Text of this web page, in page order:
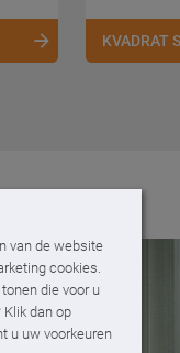
van de website
cookies.
die voor u
Klik dan op
u uw voorkeuren
KVADRAT